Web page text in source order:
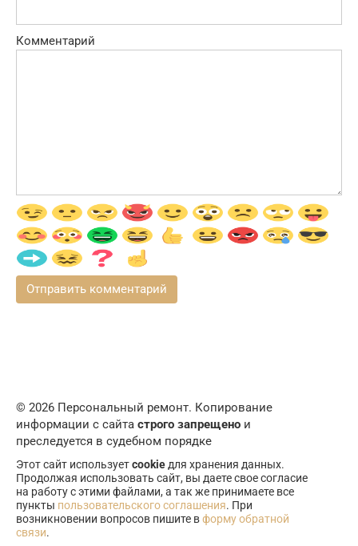
Комментарий
© 2026 Персональный ремонт. Копирование
информации с сайта строго запрещено и
преследуется в судебном порядке
Этот сайт используетcookie для хранения данных.
Продолжая использовать сайт, вы даете свое согласие
на работу с этими файлами, а так же принимаете все
пункты пользовательского соглашения. При
возникновении вопросов пишите вформу обратной
связи.